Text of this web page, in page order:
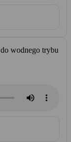
wodnego trybu